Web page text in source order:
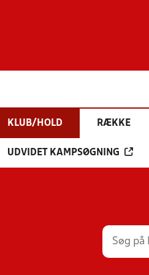
KLUB/HOLD RÆKKE
UDVIDET KAMPSØGNING